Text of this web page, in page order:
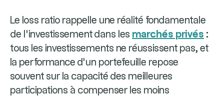
Le loss ratio rappelle une réalité fondamentale
de l’investissement dans les marchés privés :
tous les investissements ne réussissent pas, et
la performance d’un portefeuille repose
souvent sur la capacité des meilleures
participations à compenser les moins